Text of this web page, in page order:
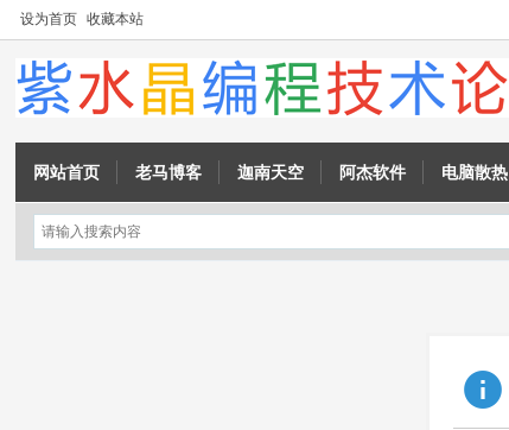
设为首页 收藏本站
网站首页 老马博客 迦南天空 阿杰软件 电脑散热